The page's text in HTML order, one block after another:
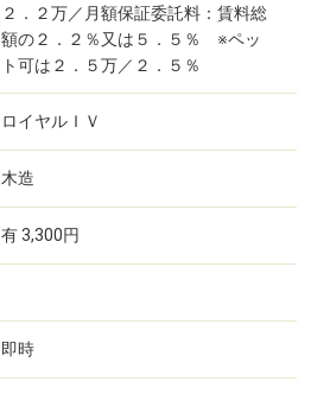
２．２万／月額保証委託料：賃料総
額の２．２％又は５．５％ ※ペッ
ト可は２．５万／２．５％
ロイヤルＩＶ
木造
有 3,300円
即時